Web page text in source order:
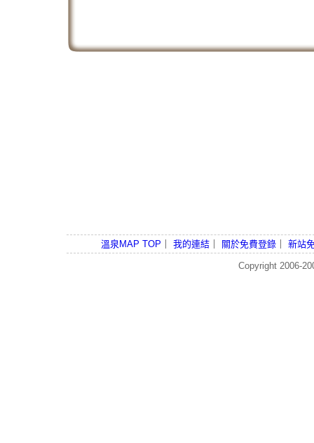
溫泉MAP TOP 我的連結｜ 關於免費登錄｜ 新站
Copyright 2006-